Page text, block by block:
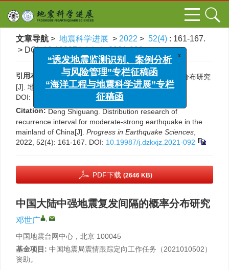
文章导航 > 地震科学进展 > 2022 > 52(4) : 161-167.
> DOI:10.19987/j.dzkxjz.2021-092
引用本文:
邓世广. 中国大陆中强地震复发间隔的概率分布研究
[J]. 地震科学进展, 2022, 52(4): 161-167.
DOI:
10.19987/j.dzkxjz.2021-092
Citation: Deng Shiguang. Distribution research of
recurrence interval for moderate-strong earthquake in the
mainland of China[J]. Progress in Earthquake Sciences
2022, 52(4): 161-167. DOI: 10.19987/j.dzkxjz.2021-092
PDF下载 (2646 KB)
中国大陆中强地震复发间隔的概率分布研究
邓世广 ,
中国地震台网中心，北京 100045
基金项目: 中国地震局震情跟踪定向工作任务（2021010502）
资助。
“诱发地震监测识别、案例分析
与风险管理”专栏征稿函
“海洋工程与地震科学进展”专栏
征稿函